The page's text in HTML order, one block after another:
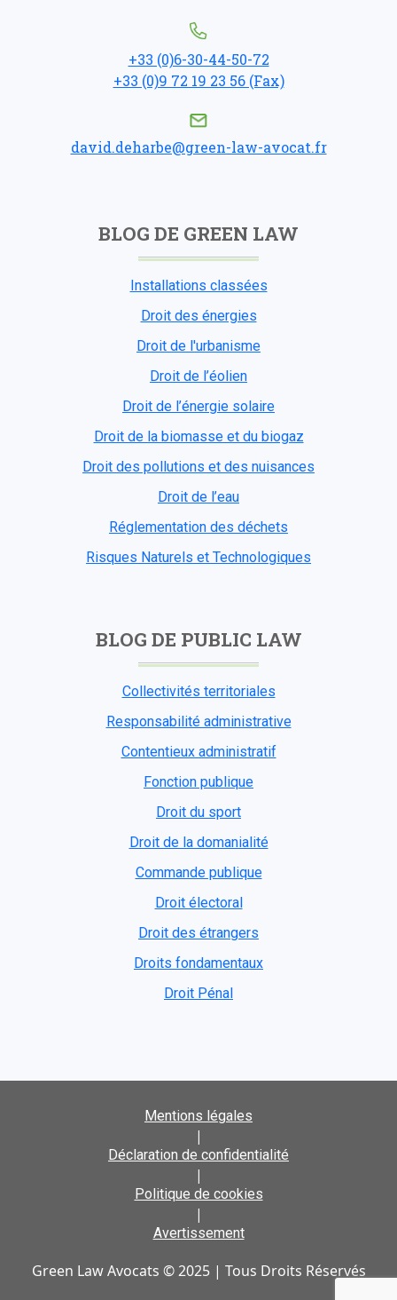
+33 (0)6-30-44-50-72
+33 (0)9 72 19 23 56 (Fax)
david.deharbe@green-law-avocat.fr
BLOG DE GREEN LAW
Installations classées
Droit des énergies
Droit de l'urbanisme
Droit de l’éolien
Droit de l’énergie solaire
Droit de la biomasse et du biogaz
Droit des pollutions et des nuisances
Droit de l’eau
Réglementation des déchets
Risques Naturels et Technologiques
BLOG DE PUBLIC LAW
Collectivités territoriales
Responsabilité administrative
Contentieux administratif
Fonction publique
Droit du sport
Droit de la domanialité
Commande publique
Droit électoral
Droit des étrangers
Droits fondamentaux
Droit Pénal
Mentions légales
|
Déclaration de confidentialité
|
Politique de cookies
|
Avertissement
Green Law Avocats © 2025 | Tous Droits Réservés